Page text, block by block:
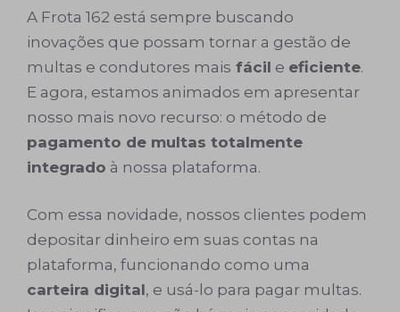
A Frota 162 está sempre buscando
inovações que possam tornar a gestão de
multas e condutores mais fácil e eficiente.
E agora, estamos animados em apresentar
nosso mais novo recurso: o método de
pagamento de multas totalmente
integrado à nossa plataforma.
Com essa novidade, nossos clientes podem
depositar dinheiro em suas contas na
plataforma, funcionando como uma
carteira digital, e usá-lo para pagar multas.